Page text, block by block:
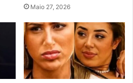
Maio 27, 2026